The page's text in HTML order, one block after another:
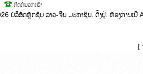
ຕິດຕໍ່ພວກເຮົາ
ບໍລິສັດຫຼັກຊັບ ລາວ-ຈີນ ມະຫາຊົນ. ຕັ້ງຢູ່:​ ຫ້ອງການເບີ
[